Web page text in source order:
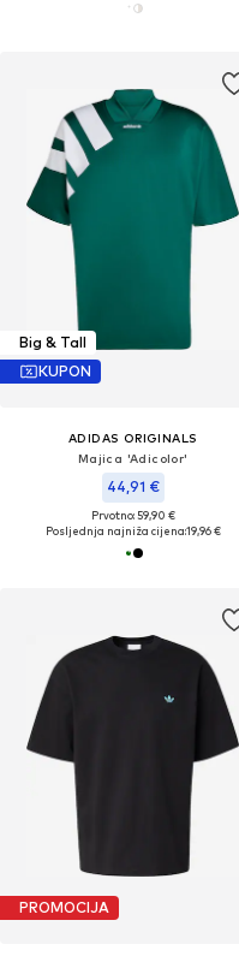
Big & Tall
KUPON
ADIDAS ORIGINALS
Majica 'Adicolor'
44,91 €
Prvotno: 59,90 €
Posljednja najniža cijena:19,96 €
PROMOCIJA